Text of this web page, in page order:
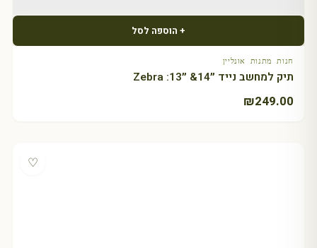
+ הוספה לסל
חנות מתנות אונליין
תיק למחשב נייד ״14& ״13: Zebra
₪249.00
♡